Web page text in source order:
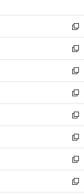
開
く
ウ
で
開
く
ン
ド
ウ
で
開
く
ウ
ィ
ン
ド
ウ
で
開
く
新
し
い
ウ
ィ
ン
ド
ウ
で
開
く
新
し
い
ウ
ィ
ン
ド
ウ
で
開
く
新
し
い
ウ
ィ
ン
ド
ウ
で
開
く
新
し
い
ウ
ィ
ン
ド
ウ
で
開
新
し
い
ウ
ィ
ン
ド
新
し
い
ウ
ィ
新
し
い
新